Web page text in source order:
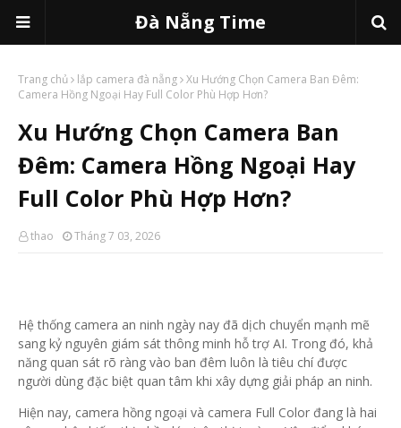
Đà Nẵng Time
Trang chủ lắp camera đà nẵng Xu Hướng Chọn Camera Ban Đêm:
Camera Hồng Ngoại Hay Full Color Phù Hợp Hơn?
Xu Hướng Chọn Camera Ban
Đêm: Camera Hồng Ngoại Hay
Full Color Phù Hợp Hơn?
thao Tháng 7 03, 2026
Hệ thống camera an ninh ngày nay đã dịch chuyển mạnh mẽ
sang kỷ nguyên giám sát thông minh hỗ trợ AI. Trong đó, khả
năng quan sát rõ ràng vào ban đêm luôn là tiêu chí được
người dùng đặc biệt quan tâm khi xây dựng giải pháp an ninh.
Hiện nay, camera hồng ngoại và camera Full Color đang là hai